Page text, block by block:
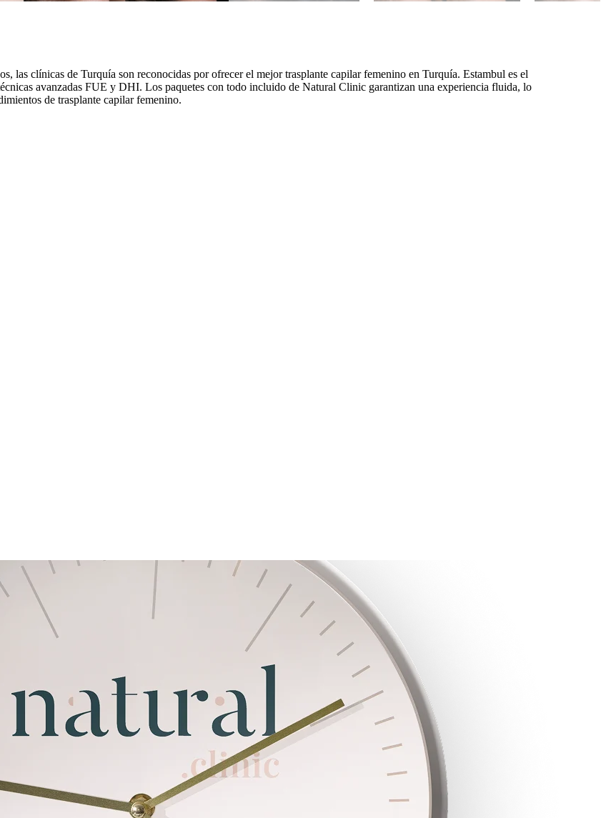
las clínicas de Turquía son reconocidas por ofrecer el mejor trasplante capilar femenino en Turquía. Estambul es el
avanzadas FUE y DHI. Los paquetes con todo incluido de Natural Clinic garantizan una experiencia fluida, lo
de trasplante capilar femenino.